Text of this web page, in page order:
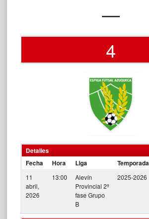
—
4
Detalles
Fecha
Hora Liga Temporada
11
abril,
2026
13:00
Alevín
Provincial 2ª
fase Grupo
B
2025-2026